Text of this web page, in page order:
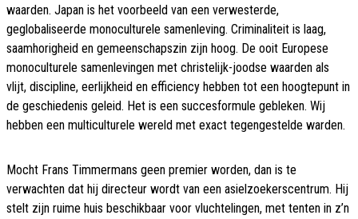
waarden. Japan is het voorbeeld van een verwesterde,
geglobaliseerde monoculturele samenleving. Criminaliteit is laag,
saamhorigheid en gemeenschapszin zijn hoog. De ooit Europese
monoculturele samenlevingen met christelijk-joodse waarden als
vlijt, discipline, eerlijkheid en efficiency hebben tot een hoogtepunt in
de geschiedenis geleid. Het is een succesformule gebleken. Wij
hebben een multiculturele wereld met exact tegengestelde warden.
Mocht Frans Timmermans geen premier worden, dan is te
verwachten dat hij directeur wordt van een asielzoekerscentrum. Hij
stelt zijn ruime huis beschikbaar voor vluchtelingen, met tenten in z’n